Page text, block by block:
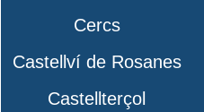
Cercs
Castellví de Rosanes
Castellterçol